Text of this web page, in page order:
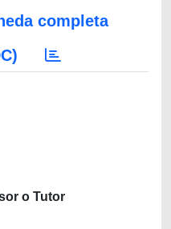
completa
o Tutor